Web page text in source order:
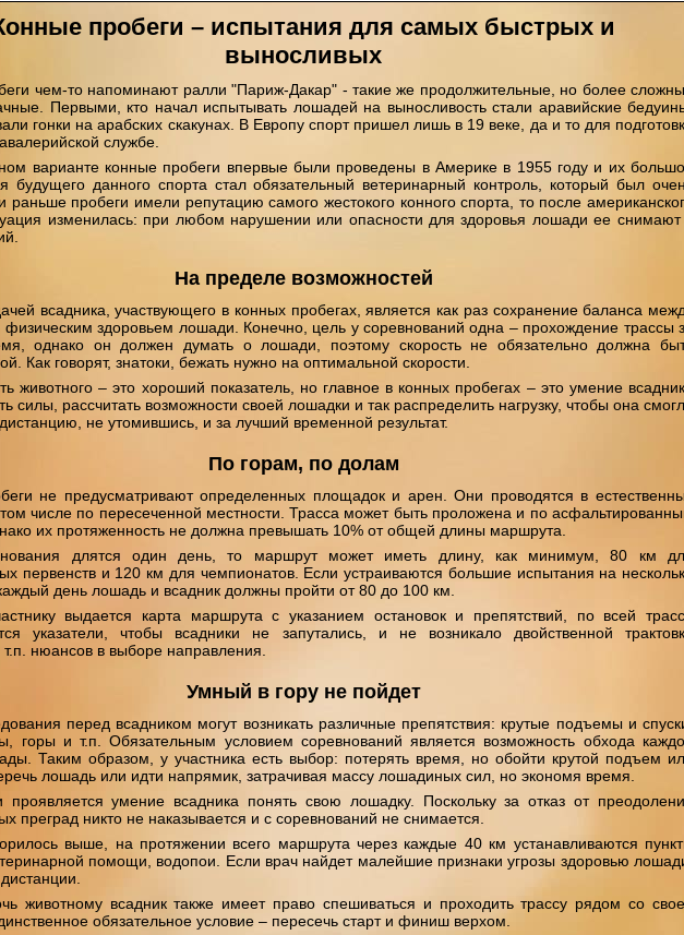
пробеги – испытания для самых быстрых и
выносливых
чем-то напоминают ралли "Париж-Дакар" - такие же продолжительные, но более
Первыми, кто начал испытывать лошадей на выносливость стали аравийские
гонки на арабских скакунах. В Европу спорт пришел лишь в 19 веке, да и то для
службе.
варианте конные пробеги впервые были проведены в Америке в 1955 году и их
будущего данного спорта стал обязательный ветеринарный контроль, который был
раньше пробеги имели репутацию самого жестокого конного спорта, то после
изменилась: при любом нарушении или опасности для здоровья лошади ее снимают
На пределе возможностей
всадника, участвующего в конных пробегах, является как раз сохранение баланса
физическим здоровьем лошади. Конечно, цель у соревнований одна – прохождение трассы
однако он должен думать о лошади, поэтому скорость не обязательно должна
Как говорят, знатоки, бежать нужно на оптимальной скорости.
животного – это хороший показатель, но главное в конных пробегах – это умение
силы, рассчитать возможности своей лошадки и так распределить нагрузку, чтобы она
не утомившись, и за лучший временной результат.
По горам, по долам
не предусматривают определенных площадок и арен. Они проводятся в
числе по пересеченной местности. Трасса может быть проложена и по
их протяженность не должна превышать 10% от общей длины маршрута.
длятся один день, то маршрут может иметь длину, как минимум, 80 км
первенств и 120 км для чемпионатов. Если устраиваются большие испытания на
день лошадь и всадник должны пройти от 80 до 100 км.
выдается карта маршрута с указанием остановок и препятствий, по всей
указатели, чтобы всадники не запутались, и не возникало двойственной
т.п. нюансов в выборе направления.
Умный в гору не пойдет
перед всадником могут возникать различные препятствия: крутые подъемы и
горы и т.п. Обязательным условием соревнований является возможность обхода
Таким образом, у участника есть выбор: потерять время, но обойти крутой подъем
лошадь или идти напрямик, затрачивая массу лошадиных сил, но экономя время.
проявляется умение всадника понять свою лошадку. Поскольку за отказ от
преград никто не наказывается и с соревнований не снимается.
выше, на протяжении всего маршрута через каждые 40 км устанавливаются
помощи, водопои. Если врач найдет малейшие признаки угрозы здоровью
животному всадник также имеет право спешиваться и проходить трассу рядом со
обязательное условие – пересечь старт и финиш верхом.